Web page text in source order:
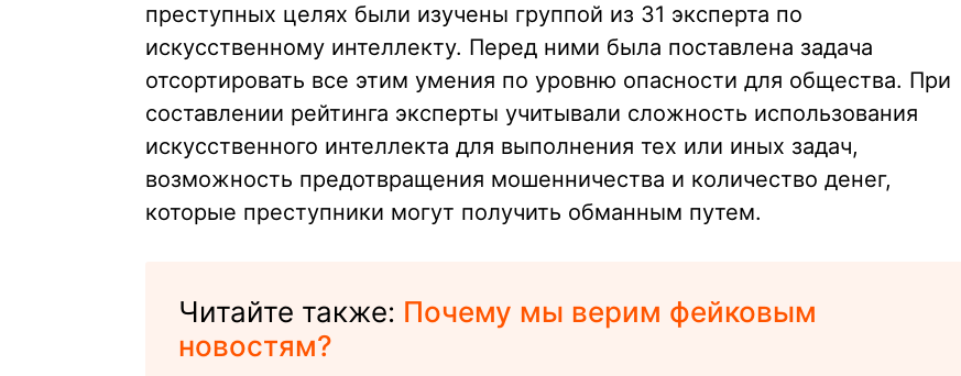
преступных целях были изучены группой из 31 эксперта по
искусственному интеллекту. Перед ними была поставлена задача
отсортировать все этим умения по уровню опасности для общества. При
составлении рейтинга эксперты учитывали сложность использования
искусственного интеллекта для выполнения тех или иных задач,
возможность предотвращения мошенничества и количество денег,
которые преступники могут получить обманным путем.
Читайте также: Почему мы верим фейковым
новостям?